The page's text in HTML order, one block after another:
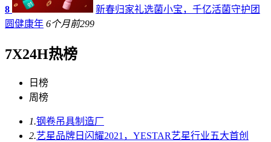
8
新春归家礼选菌小宝，千亿活菌守护团
圆健康年 6个月前299
7X24H热榜
日榜
周榜
1.钢卷吊具制造厂
2.艺星品牌日闪耀2021，YESTAR艺星行业五大首创